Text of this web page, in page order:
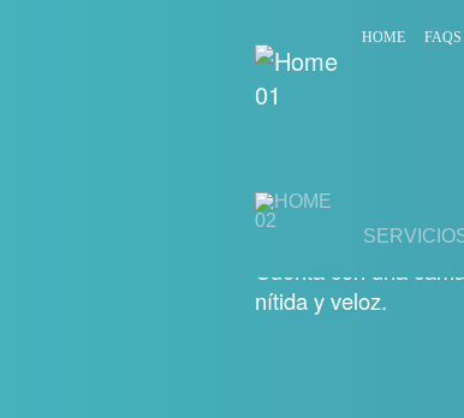
HOME FAQS
MONSTERTOTEM
Cuenta con una
nítida y veloz.
Previous Slide